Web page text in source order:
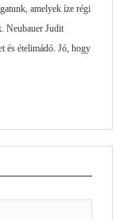
amelyek íze régi
Neubauer Judit
és ételimádó. Jó, hogy